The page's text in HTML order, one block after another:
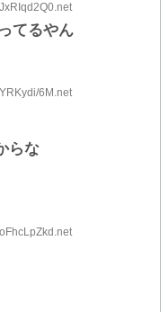
JxRIqd2Q0.net
てるやん
YRKydi/6M.net
らな
oFhcLpZkd.net